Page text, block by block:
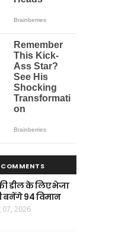
COMMENTS
डील के लिए भेजा
बनेंगे 94 विमान
07, 2026